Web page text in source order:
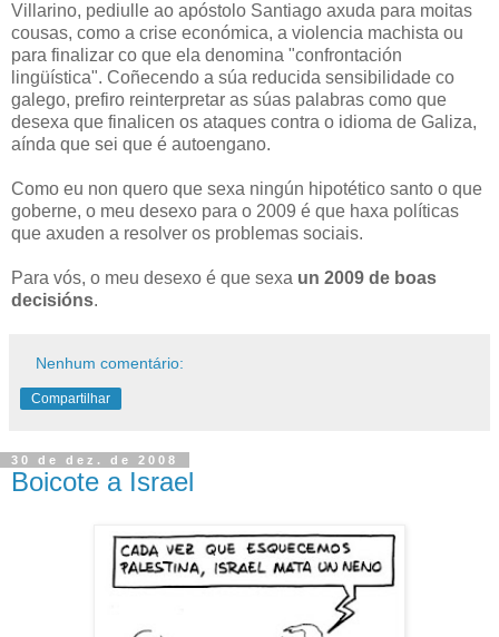
Villarino, pediulle ao apóstolo Santiago axuda para moitas
cousas, como a crise económica, a violencia machista ou
para finalizar co que ela denomina "confrontación
lingüística". Coñecendo a súa reducida sensibilidade co
galego, prefiro reinterpretar as súas palabras como que
desexa que finalicen os ataques contra o idioma de Galiza,
aínda que sei que é autoengano.
Como eu non quero que sexa ningún hipotético santo o que
goberne, o meu desexo para o 2009 é que haxa políticas
que axuden a resolver os problemas sociais.
Para vós, o meu desexo é que sexa un 2009 de boas
decisións.
Nenhum comentário:
Compartilhar
30 de dez. de 2008
Boicote a Israel